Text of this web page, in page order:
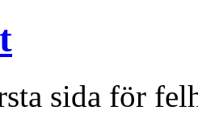
sida för